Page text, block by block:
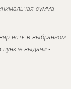
сумма
есть в выбранном
пункте выдачи -